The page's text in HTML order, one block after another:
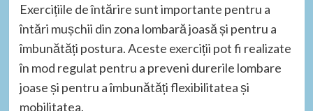
Exercițiile de întărire sunt importante pentru a
întări mușchii din zona lombară joasă și pentru a
îmbunătăți postura. Aceste exerciții pot fi realizate
în mod regulat pentru a preveni durerile lombare
joase și pentru a îmbunătăți flexibilitatea și
mobilitatea.